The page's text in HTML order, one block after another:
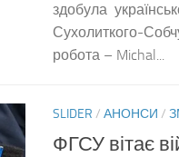
здобула
Сухолиткого-
робота – Michal...
SLIDER / АНОНСИ /
ФГСУ вітає